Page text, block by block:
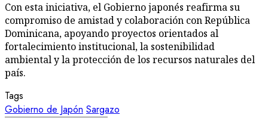
Con esta iniciativa, el Gobierno japonés reafirma su
compromiso de amistad y colaboración con República
Dominicana, apoyando proyectos orientados al
fortalecimiento institucional, la sostenibilidad
ambiental y la protección de los recursos naturales del
país.
Tags
Gobierno de Japón Sargazo